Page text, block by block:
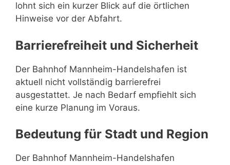
lohnt sich ein kurzer Blick auf die örtlichen
Hinweise vor der Abfahrt.
Barrierefreiheit und Sicherheit
Der Bahnhof Mannheim-Handelshafen ist
aktuell nicht vollständig barrierefrei
ausgestattet. Je nach Bedarf empfiehlt sich
eine kurze Planung im Voraus.
Bedeutung für Stadt und Region
Der Bahnhof Mannheim-Handelshafen